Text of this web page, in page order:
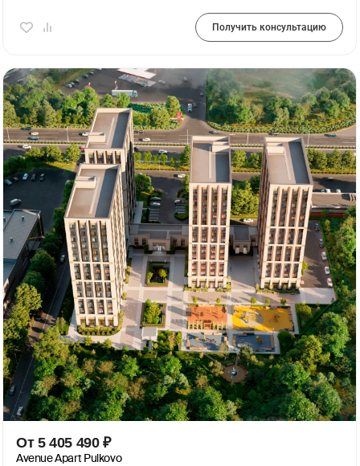
Получить консультацию
От 5 405 490 ₽
Avenue Apart Pulkovo